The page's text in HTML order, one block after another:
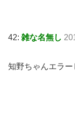
42: 雑な名無し
知野ちゃんエラー